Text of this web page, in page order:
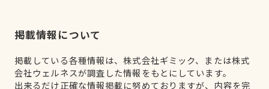
掲載情報について
掲載している各種情報は、株式会社ギミック、または株式
会社ウェルネスが調査した情報をもとにしています。
出来るだけ正確な情報掲載に努めておりますが、内容を完